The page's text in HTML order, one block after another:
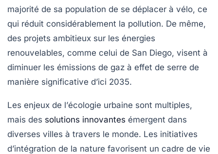
majorité de sa population de se déplacer à vélo, ce
qui réduit considérablement la pollution. De même,
des projets ambitieux sur les énergies
renouvelables, comme celui de San Diego, visent à
diminuer les émissions de gaz à effet de serre de
manière significative d’ici 2035.
Les enjeux de l’écologie urbaine sont multiples,
mais des solutions innovantes émergent dans
diverses villes à travers le monde. Les initiatives
d’intégration de la nature favorisent un cadre de vie